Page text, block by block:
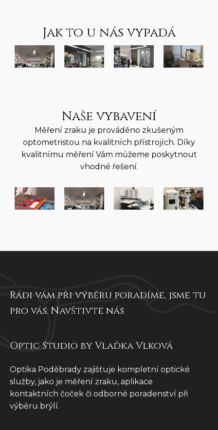
Jak to u nás vypadá
Naše vybavení
Měření zraku je prováděno zkušeným
optometristou na kvalitních přístrojích. Díky
kvalitnímu měření Vám můžeme poskytnout
vhodné řešení.
Rádi vám při výběru poradíme, jsme tu
pro vás. Navštivte nás
Optic Studio by Vlaďka Vlková
Optika Poděbrady zajišťuje kompletní optické
služby, jako je měření zraku, aplikace
kontaktních čoček či odborné poradenství při
výběru brýlí.